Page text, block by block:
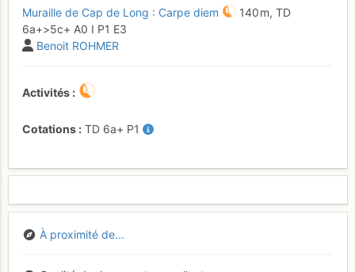
Muraille de Cap de Long : Carpe diem 140 m, TD
6a+>5c+ A0 I P1 E3
Benoit ROHMER
Activités
Cotations TD 6a+ P1
À proximité de...